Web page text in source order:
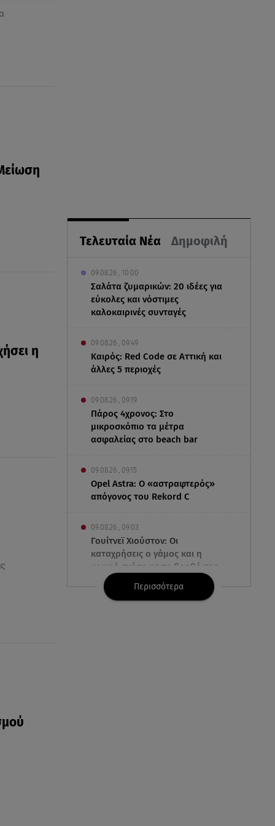
η
Τελευταία Νέα Δημοφιλή
09.08.26 , 10:00
Σαλάτα ζυμαρικών: 20 ιδέες για
εύκολες και νόστιμες
καλοκαιρινές συνταγές
09.08.26 , 09:49
Καιρός: Red Code σε Αττική και
άλλες 5 περιοχές
09.08.26 , 09:19
Πάρος 4χρονος: Στο
μικροσκόπιο τα μέτρα
ασφαλείας στο beach bar
09.08.26 , 09:15
Opel Astra: Ο «αστραφτερός»
απόγονος του Rekord C
09.08.26 , 09:03
Γουίτνεϊ Χιούστον: Οι
καταχρήσεις ο γάμος και η
κρυφή σχέση με τη βοηθό της
09.08.26 , 08:44
Περισσότερα